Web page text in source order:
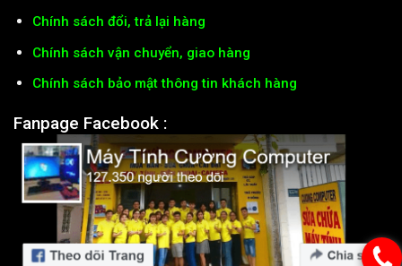
Chính sách đổi, trả lại hàng
Chính sách vận chuyển, giao hàng
Chính sách bảo mật thông tin khách hàng
Fanpage Facebook :